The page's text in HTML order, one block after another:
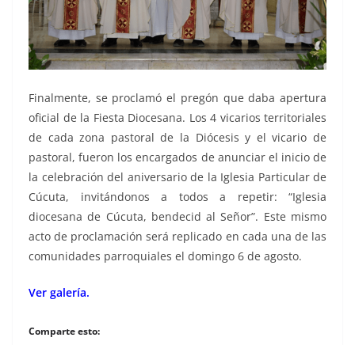
Finalmente, se proclamó el pregón que daba apertura
oficial de la Fiesta Diocesana. Los 4 vicarios territoriales
de cada zona pastoral de la Diócesis y el vicario de
pastoral, fueron los encargados de anunciar el inicio de
la celebración del aniversario de la Iglesia Particular de
Cúcuta, invitándonos a todos a repetir: “Iglesia
diocesana de Cúcuta, bendecid al Señor”. Este mismo
acto de proclamación será replicado en cada una de las
comunidades parroquiales el domingo 6 de agosto.
Ver galería.
Comparte esto: